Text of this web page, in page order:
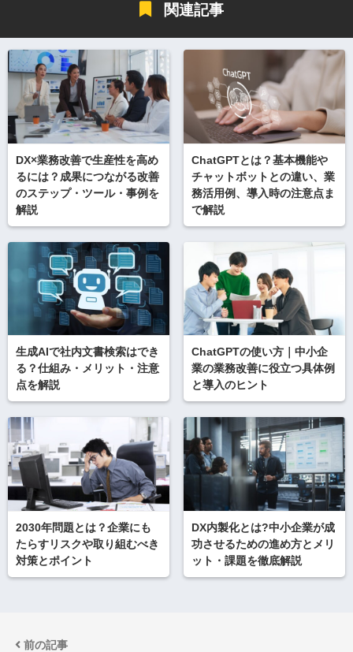
関連記事
DX×業務改善で生産性を高め
るには？成果につながる改善
のステップ・ツール・事例を
解説
ChatGPTとは？基本機能や
チャットボットとの違い、業
務活用例、導入時の注意点ま
で解説
生成AIで社内文書検索はでき
る？仕組み・メリット・注意
点を解説
ChatGPTの使い方｜中小企
業の業務改善に役立つ具体例
と導入のヒント
2030年問題とは？企業にも
たらすリスクや取り組むべき
対策とポイント
DX内製化とは?中小企業が成
功させるための進め方とメリ
ット・課題を徹底解説
前の記事